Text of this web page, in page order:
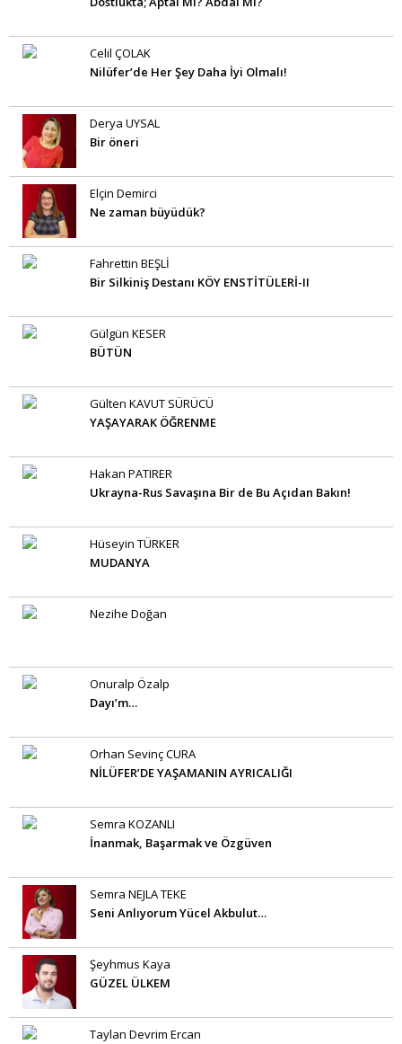
Celil ÇOLAK
Nilüfer’de Her Şey Daha İyi Olmalı!
Derya UYSAL
Bir öneri
Elçin Demirci
Ne zaman büyüdük?
Fahrettin BEŞLİ
Bir Silkiniş Destanı KÖY ENSTİTÜLERİ-II
Gülgün KESER
BÜTÜN
Gülten KAVUT SÜRÜCÜ
YAŞAYARAK ÖĞRENME
Hakan PATIRER
Ukrayna-Rus Savaşına Bir de Bu Açıdan Bakın!
Hüseyin TÜRKER
MUDANYA
Nezihe Doğan
Onuralp Özalp
Dayı’m…
Orhan Sevinç CURA
NİLÜFER’DE YAŞAMANIN AYRICALIĞI
Semra KOZANLI
İnanmak, Başarmak ve Özgüven
Semra NEJLA TEKE
Seni Anlıyorum Yücel Akbulut…
Şeyhmus Kaya
GÜZEL ÜLKEM
Taylan Devrim Ercan